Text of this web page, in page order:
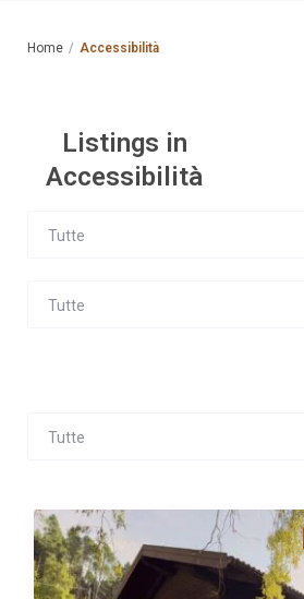
Home Accessibilità
Listings in
Accessibilità
Tutte
Tutte
Tutte